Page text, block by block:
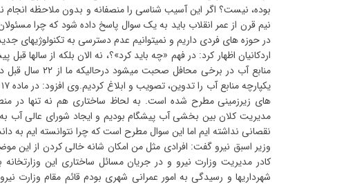
بوده، نیست؟ اگر این آسیب شناسی را منصفانه و بدون ملاحظه انجام
نیم قرن از عمر انقلاب باید به یک سوال پاسخ داده شود که چرا
در حوزه های فردی داریم و نمیتوانیم عدم دسترسی به تکنولوژیهای جدید
اردکانیان اظهار کرد: در فهم «چه باید کرد»؟، نه الان بلکه از سالها
های زیرزمینی مطرح شده است. به لحاظ ساختاری هم نه تنها در
مدیریت کلان بین بخشی آب پیشگام بودیم و ایجاد شورای عالی آب
نقصانی نداشته ایم اما این سوال مطرح است که چرا نتوانسته ایم به
کادر مدیریت وزارت نیرو و در جریان مسائل ساختاری این
شهرداریها و رسیدگی به امور عمرانی شهری بودم قائم مقام وزارت